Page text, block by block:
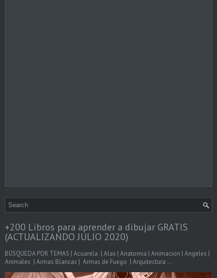
+200 Libros para aprender a dibujar GRATIS
(ACTUALIZANDO JULIO 2020)
BÚSQUEDA POR TEMAS | Acuarela | Alas | Anatomia | Animacion | Angeles |
Animales | Armas Blancas | Armas de Fuego | Arquitectura ...